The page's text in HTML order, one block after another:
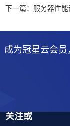
成为冠星云会
关注或